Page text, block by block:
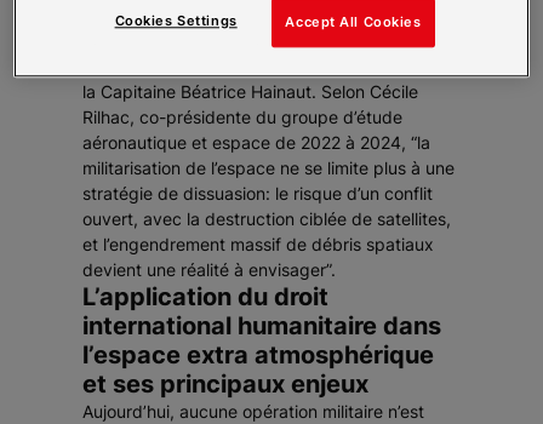
les champs économiques, scientifiques,
technologiques, stratégiques, diplomatiques et
la Capitaine Béatrice Hainaut. Selon Cécile
Rilhac, co-présidente du groupe d’étude
aéronautique et espace de 2022 à 2024, “la
militarisation de l’espace ne se limite plus à une
stratégie de dissuasion: le risque d’un conflit
ouvert, avec la destruction ciblée de satellites,
et l’engendrement massif de débris spatiaux
devient une réalité à envisager”.
L’application du droit
international humanitaire dans
l’espace extra atmosphérique
et ses principaux enjeux
Aujourd’hui, aucune opération militaire n’est
Accept All Cookies
Cookies Settings